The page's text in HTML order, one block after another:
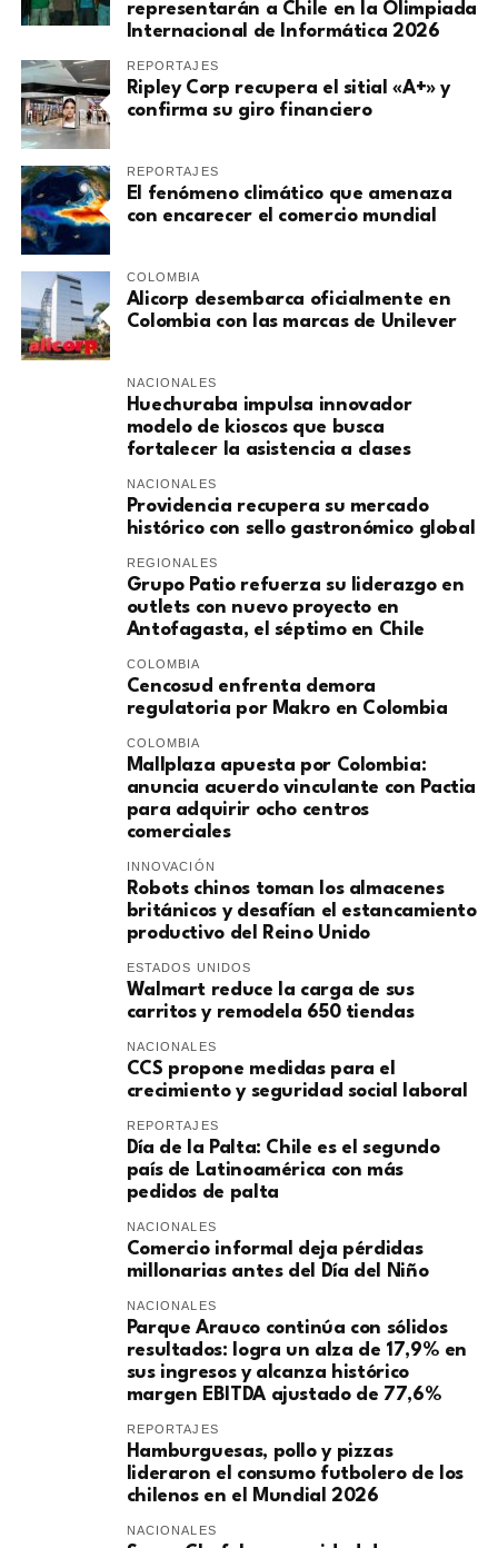
representarán a Chile en la Olimpiada
Internacional de Informática 2026
REPORTAJES
Ripley Corp recupera el sitial «A+» y
confirma su giro financiero
REPORTAJES
El fenómeno climático que amenaza
con encarecer el comercio mundial
COLOMBIA
Alicorp desembarca oficialmente en
Colombia con las marcas de Unilever
NACIONALES
Huechuraba impulsa innovador
modelo de kioscos que busca
fortalecer la asistencia a clases
NACIONALES
Providencia recupera su mercado
histórico con sello gastronómico global
REGIONALES
Grupo Patio refuerza su liderazgo en
outlets con nuevo proyecto en
Antofagasta, el séptimo en Chile
COLOMBIA
Cencosud enfrenta demora
regulatoria por Makro en Colombia
COLOMBIA
Mallplaza apuesta por Colombia:
anuncia acuerdo vinculante con Pactia
para adquirir ocho centros
comerciales
INNOVACIÓN
Robots chinos toman los almacenes
británicos y desafían el estancamiento
productivo del Reino Unido
ESTADOS UNIDOS
Walmart reduce la carga de sus
carritos y remodela 650 tiendas
NACIONALES
CCS propone medidas para el
crecimiento y seguridad social laboral
REPORTAJES
Día de la Palta: Chile es el segundo
país de Latinoamérica con más
pedidos de palta
NACIONALES
Comercio informal deja pérdidas
millonarias antes del Día del Niño
NACIONALES
Parque Arauco continúa con sólidos
resultados: logra un alza de 17,9% en
sus ingresos y alcanza histórico
margen EBITDA ajustado de 77,6%
REPORTAJES
Hamburguesas, pollo y pizzas
lideraron el consumo futbolero de los
chilenos en el Mundial 2026
NACIONALES